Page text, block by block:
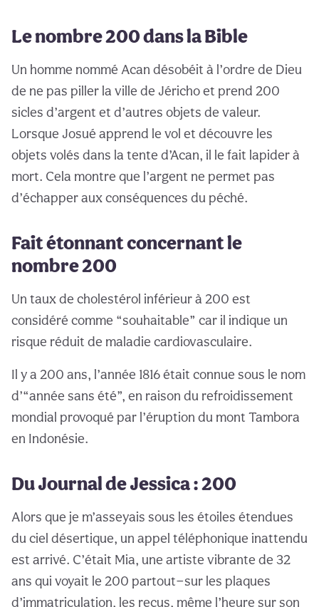
Le nombre 200 dans la Bible
Un homme nommé Acan désobéit à l’ordre de Dieu
de ne pas piller la ville de Jéricho et prend 200
sicles d’argent et d’autres objets de valeur.
Lorsque Josué apprend le vol et découvre les
objets volés dans la tente d’Acan, il le fait lapider à
mort. Cela montre que l’argent ne permet pas
d’échapper aux conséquences du péché.
Fait étonnant concernant le
nombre 200
Un taux de cholestérol inférieur à 200 est
considéré comme “souhaitable” car il indique un
risque réduit de maladie cardiovasculaire.
Il y a 200 ans, l’année 1816 était connue sous le nom
d’“année sans été”, en raison du refroidissement
mondial provoqué par l’éruption du mont Tambora
en Indonésie.
Du Journal de Jessica : 200
Alors que je m’asseyais sous les étoiles étendues
du ciel désertique, un appel téléphonique inattendu
est arrivé. C’était Mia, une artiste vibrante de 32
ans qui voyait le 200 partout—sur les plaques
d’immatriculation, les reçus, même l’heure sur son